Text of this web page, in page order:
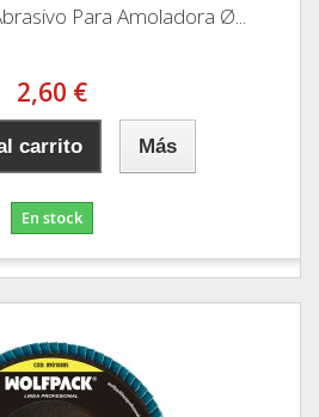
Para Amoladora Ø...
2,60 €
carrito Más
En stock